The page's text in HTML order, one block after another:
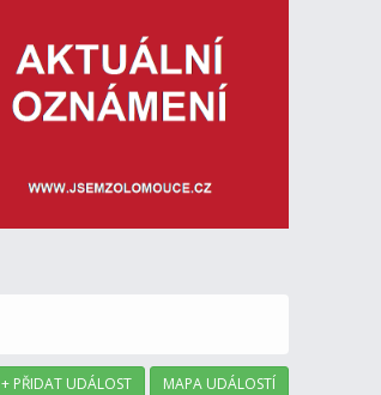
+ PŘIDAT UDÁLOST MAPA UDÁLOSTÍ